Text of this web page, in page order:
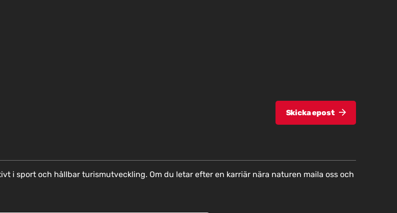
Skicka epost
i sport och hållbar turismutveckling. Om du letar efter en karriär nära naturen maila oss och